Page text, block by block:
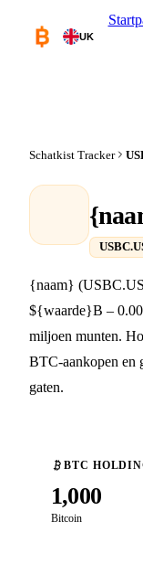
UK
Schatkist Tracker
{naam}
${waarde}B –
miljoen munten.
BTC-aankopen en
gaten.
BTC
1,000
Bitcoin